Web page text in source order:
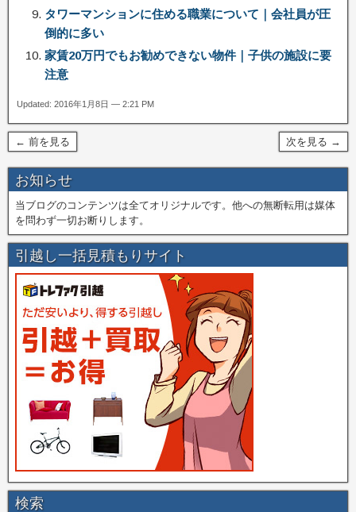
タワーマンションに住める職業について｜会社員が圧
倒的に多い
家賃20万円でもお勧めできない物件｜子供の施設に要
注意
Updated: 2016年1月8日 — 2:21 PM
← 前を見る 次を見る →
お知らせ
当ブログのコンテンツは全てオリジナルです。他への無断転用は媒体
を問わず一切お断りします。
引越し一括見積もりサイト
検索